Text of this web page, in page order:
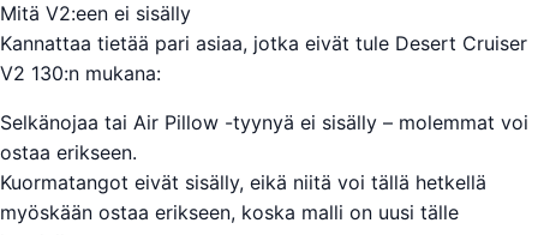
Mitä V2:een ei sisälly
Kannattaa tietää pari asiaa, jotka eivät tule Desert Cruiser
V2 130:n mukana:
Selkänojaa tai Air Pillow -tyynyä ei sisälly – molemmat voi
ostaa erikseen.
Kuormatangot eivät sisälly, eikä niitä voi tällä hetkellä
myöskään ostaa erikseen, koska malli on uusi tälle